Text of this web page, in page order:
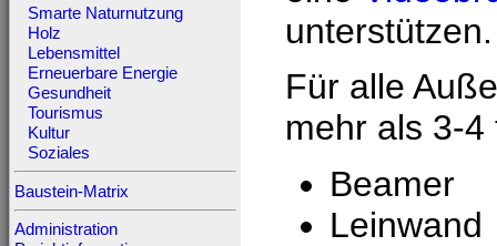
Smarte Naturnutzung
Holz
Lebensmittel
Erneuerbare Energie
Gesundheit
Tourismus
Kultur
Soziales
Baustein-Matrix
Administration
unterstützen.
Für alle
mehr als 3-
Beamer
Leinwand